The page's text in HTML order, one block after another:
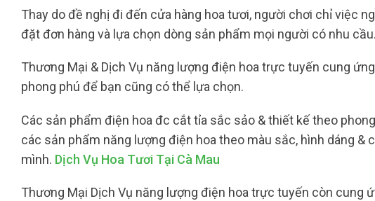
Thay do đề nghị đi đến cửa hàng hoa tươi, người chơi chỉ việc
đặt đơn hàng và lựa chọn dòng sản phẩm mọi người có nhu cầu.
Thương Mại & Dịch Vụ năng lượng điện hoa trực tuyến cung
phong phú để bạn cũng có thể lựa chọn.
Các sản phẩm điện hoa đc cắt tỉa sắc sảo & thiết kế theo
các sản phẩm năng lượng điện hoa theo màu sắc, hình dáng
mình. Dịch Vụ Hoa Tươi Tại Cà Mau
Thương Mại Dịch Vụ năng lượng điện hoa trực tuyến còn cung